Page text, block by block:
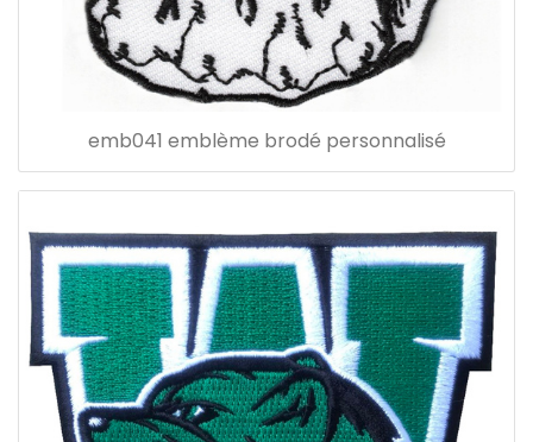
emb041 emblème brodé personnalisé